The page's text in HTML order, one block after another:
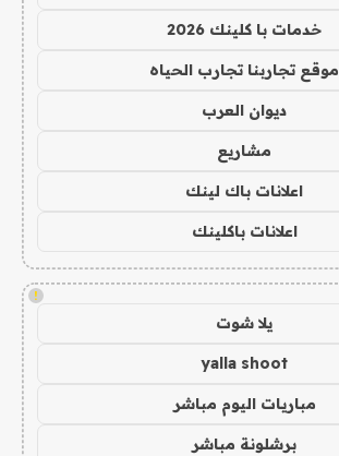
خدمات با كلينك 2026
موقع تجاربنا تجارب الحياه
ديوان العرب
مشاريع
اعلانات باك لينك
اعلانات باكلينك
!
يلا شوت
yalla shoot
مباريات اليوم مباشر
برشلونة مباشر